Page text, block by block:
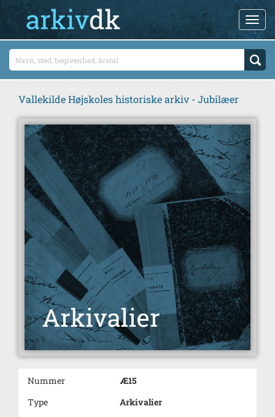
Vallekilde Højskoles historiske arkiv - Jubilæer
Nummer
Æ15
Type
Arkivalier